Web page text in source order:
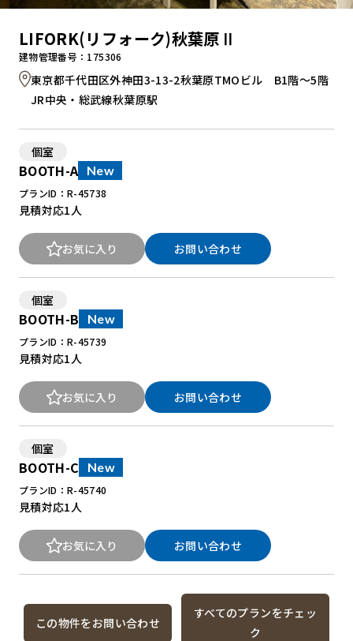
受付時間 平日9:00～18:00
お問い合わせフォーム
お知らせ
よくある質問
LIFORK(リフォーク)秋葉原Ⅱ
建物管理番号：175306
東京都千代田区外神田3-13-2秋葉原TMOビル B1階～5階
JR中央・総武線秋葉原駅
個室
BOOTH-A New
プランID：R-45738
見積対応1人
お気に入り お問い合わせ
個室
BOOTH-B New
プランID：R-45739
見積対応1人
お気に入り お問い合わせ
個室
BOOTH-C New
プランID：R-45740
見積対応1人
お気に入り お問い合わせ
この物件をお問い合わせ
すべてのプランをチェッ
ク